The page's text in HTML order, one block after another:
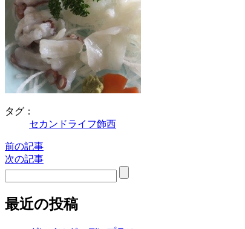
タグ：
セカンドライフ飾西
前の記事
次の記事
最近の投稿